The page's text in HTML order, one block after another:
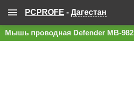
PCPROFE - Дагестан
Мышь проводная Defender MB-